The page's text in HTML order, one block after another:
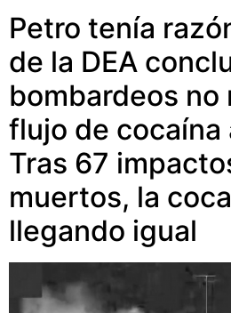
Petro tenía
de la DEA
bombardeos no
flujo de cocaína
Tras 67
muertos, la
llegando igual